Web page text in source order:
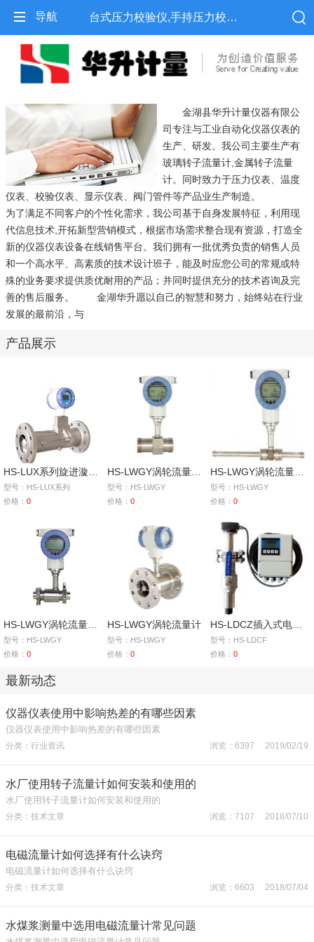
导航 台式压力校验仪,手持压力校验仪,便携式压力校验仪-金湖县华升计量仪器有限公司
金湖县华升计量仪器有限公
司专注与工业自动化仪器仪表的
生产、研发。我公司主要生产有
玻璃转子流量计,金属转子流量
计。同时致力于压力仪表、温度
仪表、校验仪表、显示仪表、阀门管件等产品业生产制造。
为了满足不同客户的个性化需求，我公司基于自身发展特征，利用现
代信息技术,开拓新型营销模式，根据市场需求整合现有资源，打造全
新的仪器仪表设备在线销售平台。我们拥有一批优秀负责的销售人员
和一个高水平、高素质的技术设计班子，能及时应您公司的常规或特
殊的业务要求提供质优耐用的产品；并同时提供充分的技术咨询及完
善的售后服务。 金湖华升愿以自己的智慧和努力，始终站在行业
发展的最前沿，与
产品展示
型号：HS-LUX系列
价格： 0
HS-LWGY涡轮流量计（螺纹连接）
型号：HS-LWGY
价格： 0
型号：HS-LWGY
价格：0
型号：HS-LWGY
价格： 0
HS-LWGY涡轮流量计
型号：HS-LWGY
价格： 0
型号：HS-LDCF
价格：0
最新动态
仪器仪表使用中影响热差的有哪些因素
仪器仪表使用中影响热差的有哪些因素
分类：行业资讯 浏览：6397 2019/02/19
水厂使用转子流量计如何安装和使用的
水厂使用转子流量计如何安装和使用的
分类：技术文章 浏览：7107 2018/07/10
电磁流量计如何选择有什么诀窍
电磁流量计如何选择有什么诀窍
分类：技术文章 浏览：6603 2018/07/04
水煤浆测量中选用电磁流量计常见问题